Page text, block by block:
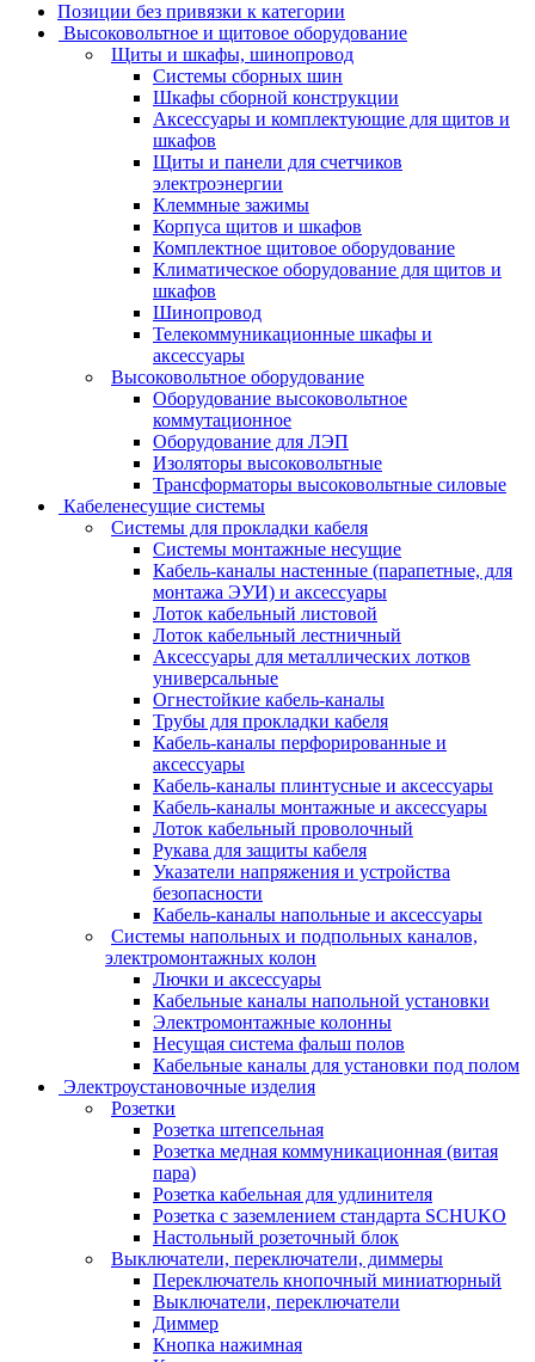
Позиции без привязки к категории
Высоковольтное и щитовое оборудование
Щиты и шкафы, шинопровод
Системы сборных шин
Шкафы сборной конструкции
Аксессуары и комплектующие для щитов и
шкафов
Щиты и панели для счетчиков
электроэнергии
Клеммные зажимы
Корпуса щитов и шкафов
Комплектное щитовое оборудование
Климатическое оборудование для щитов и
шкафов
Шинопровод
Телекоммуникационные шкафы и
аксессуары
Высоковольтное оборудование
Оборудование высоковольтное
коммутационное
Оборудование для ЛЭП
Изоляторы высоковольтные
Трансформаторы высоковольтные силовые
Кабеленесущие системы
Системы для прокладки кабеля
Системы монтажные несущие
Кабель-каналы настенные (парапетные, для
монтажа ЭУИ) и аксессуары
Лоток кабельный листовой
Лоток кабельный лестничный
Аксессуары для металлических лотков
универсальные
Огнестойкие кабель-каналы
Трубы для прокладки кабеля
Кабель-каналы перфорированные и
аксессуары
Кабель-каналы плинтусные и аксессуары
Кабель-каналы монтажные и аксессуары
Лоток кабельный проволочный
Рукава для защиты кабеля
Указатели напряжения и устройства
безопасности
Кабель-каналы напольные и аксессуары
Системы напольных и подпольных каналов,
электромонтажных колон
Лючки и аксессуары
Кабельные каналы напольной установки
Электромонтажные колонны
Несущая система фальш полов
Кабельные каналы для установки под полом
Электроустановочные изделия
Розетки
Розетка штепсельная
Розетка медная коммуникационная (витая
пара)
Розетка кабельная для удлинителя
Розетка с заземлением стандарта SCHUKO
Настольный розеточный блок
Выключатели, переключатели, диммеры
Переключатель кнопочный миниатюрный
Выключатели, переключатели
Диммер
Кнопка нажимная